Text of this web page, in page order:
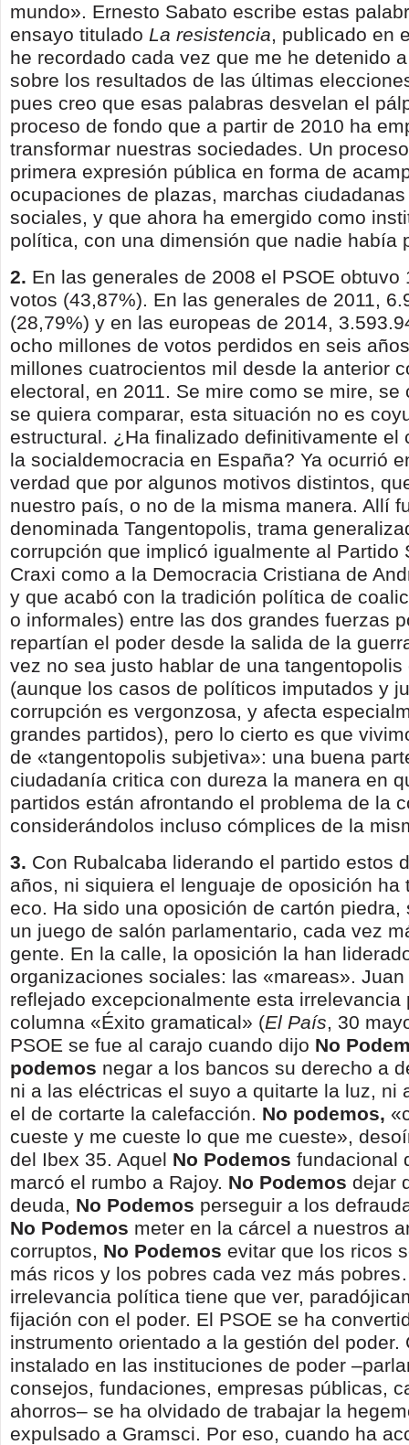
mundo». Ernesto Sabato escri­be estas
ensayo titulado La resisten­cia, publicado en
he recordado cada vez que me he detenido
sobre los resul­tados de las últimas
pues creo que esas palabras desvelan el
proceso de fondo que a partir de 2010 ha
transformar nuestras sociedades. Un
primera expresión pública en forma de
ocupacio­nes de plazas, marchas
sociales, y que ahora ha emergido como
políti­ca, con una dimensión que nadie había
2. En las generales de 2008 el PSOE obtuvo
votos (43,87%). En las generales de 2011,
(28,79%) y en las europeas de 2014,
ocho millones de votos perdidos en seis
millones cuatrocientos mil desde la anterior
electoral, en 2011. Se mire como se mire, se
se quiera comparar, esta situación no es
estructural. ¿Ha finalizado definitivamente el
la socialdemocracia en España? Ya ocu­rrió
verdad que por algunos motivos distin­tos,
nuestro país, o no de la misma manera. Allí
denominada Tangentopolis, trama
corrupción que implicó igualmente al Partido
Craxi como a la Democracia Cristiana de
y que acabó con la tradición política de
o informales) entre las dos gran­des fuerzas
repartían el poder desde la salida de la
vez no sea justo ha­blar de una tangentopolis
(aunque los casos de políticos imputados y
corrupción es ver­gonzosa, y afecta
grandes par­tidos), pero lo cierto es que
de «tangentopolis subjetiva»: una buena
ciudadanía critica con dureza la manera en
partidos están afrontando el problema de la
considerándolos incluso cómplices de la
3. Con Rubalcaba liderando el partido estos
años, ni siquiera el lenguaje de oposición ha
eco. Ha sido una oposición de cartón piedra,
un juego de salón parlamentario, cada vez
gente. En la calle, la oposición la han
organizaciones sociales: las «mareas».
reflejado excepcionalmente esta irrelevancia
columna «Éxito gramatical» (El País, 30
PSOE se fue al carajo cuando dijo No Pode
podemos negar a los bancos su derecho a
ni a las eléctricas el suyo a quitarte la luz, ni
el de cortarte la calefacción. No podemos,
cueste y me cueste lo que me cueste»,
del Ibex 35. Aquel No Podemos fundacional
marcó el rumbo a Rajoy. No Podemos dejar
deuda, No Podemos perseguir a los
No Podemos meter en la cárcel a nuestros
corruptos, No Podemos evitar que los ricos
más ricos y los pobres cada vez más
irrelevancia política tie­ne que ver,
fijación con el poder. El PSOE se ha
instrumento orientado a la gestión del poder.
instalado en las instituciones de poder
consejos, fundaciones, empresas pú­blicas,
ahorros– se ha olvidado de trabajar la
expulsado a Gramsci. Por eso, cuando ha